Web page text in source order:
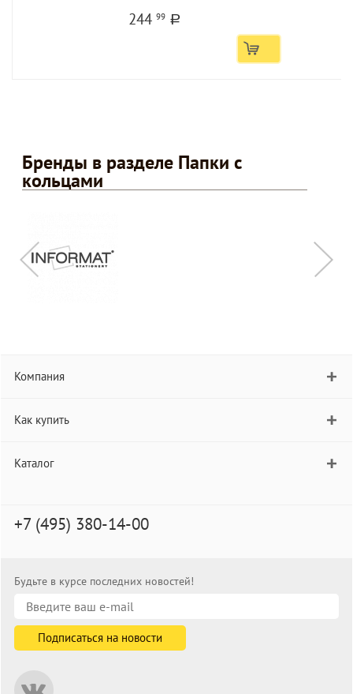
24499 a
Бренды в разделе Папки с
кольцами
Компания
Как купить
Каталог
+7 (495) 380-14-00
Будьте в курсе последних новостей!